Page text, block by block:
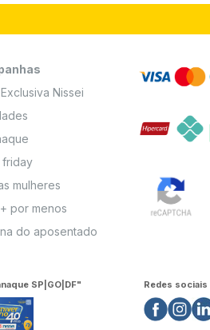
Nissei
friday
mulheres
por menos
do aposentado
SP|GO|DF" Redes sociais